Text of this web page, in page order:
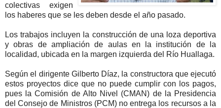
colectivas exigen
los haberes que se les deben desde el año pasado.
Los trabajos incluyen la construcción de una loza deportiva
y obras de ampliación de aulas en la institución de la
localidad, ubicada en la margen izquierda del Río Huallaga.
Según el dirigente Gilberto Díaz, la constructora que ejecutó
estos proyectos dice que no puede cumplir con los pagos,
pues la Comisión de Alto Nivel (CMAN) de la Presidencia
del Consejo de Ministros (PCM) no entrega los recursos a la